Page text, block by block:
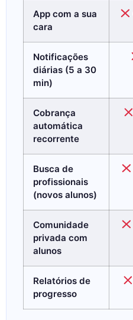
App com a sua
cara
Notificações
diárias (5 a 30
min)
Cobrança
automática
recorrente
Busca de
profissionais
(novos alunos)
Comunidade
privada com
alunos
Relatórios de
progresso